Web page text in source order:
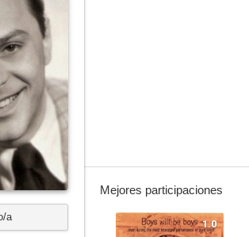
a
Mejores participaciones
1.0